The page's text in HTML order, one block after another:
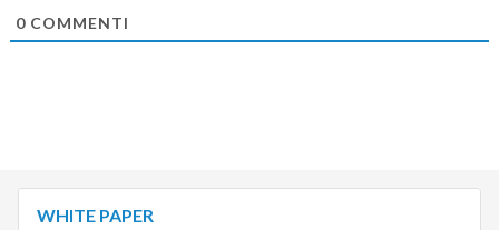
0COMMENTI
WHITE PAPER